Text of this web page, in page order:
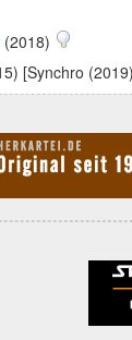
(2018)
[Synchro